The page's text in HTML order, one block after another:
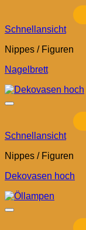
Schnellansicht
Nippes / Figuren
Nagelbrett
Schnellansicht
Nippes / Figuren
Dekovasen hoch